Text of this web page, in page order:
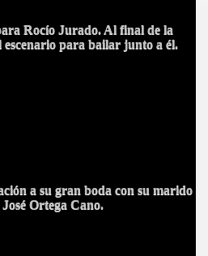
Rocío Jurado. Al final de la
escenario para bailar junto a él.
a su gran boda con su marido
Ortega Cano.